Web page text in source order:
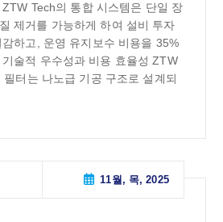
Tech의 통합 시스템은 단일 장
제거를 가능하게 하여 설비 투자
하고, 운영 유지보수 비용을 35%
술적 우수성과 비용 효율성 ZTW
필터는 나노급 기공 구조로 설계되
11월, 목, 2025